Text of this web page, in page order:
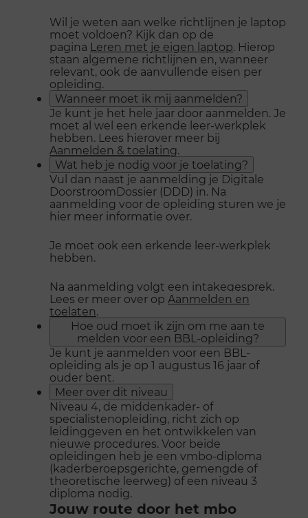
Wil je weten aan welke richtlijnen je laptop
moet voldoen? Kijk dan op de
pagina Leren met je eigen laptop. Hierop
staan algemene richtlijnen en, wanneer
relevant, ook de aanvullende eisen per
opleiding.
Wanneer moet ik mij aanmelden?
Je kunt je het hele jaar door aanmelden. Je
moet al wel een erkende leer-werkplek
hebben. Lees hierover meer bij
Aanmelden & toelating.
Wat heb je nodig voor je toelating?
Vul dan naast je aanmelding je Digitale
DoorstroomDossier (DDD) in. Na
aanmelding voor de opleiding sturen we je
hier meer informatie over.
Je moet ook een erkende leer-werkplek
hebben.
Na aanmelding volgt een intakegesprek.
Lees er meer over op Aanmelden en
toelaten.
Hoe oud moet ik zijn om me aan te
melden voor een BBL-opleiding?
Je kunt je aanmelden voor een BBL-
opleiding als je op 1 augustus 16 jaar of
ouder bent.
Meer over dit niveau
Niveau 4, de middenkader- of
specialistenopleiding, richt zich op
leidinggeven en het ontwikkelen van
nieuwe procedures. Voor beide
opleidingen heb je een vmbo-diploma
(kaderberoepsgerichte, gemengde of
theoretische leerweg) of een niveau 3
diploma nodig.
Jouw route door het mbo